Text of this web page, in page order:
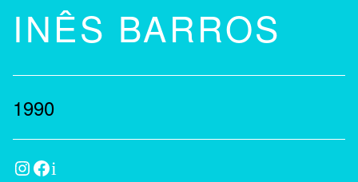
INÊS BARROS
1990
Instagram Facebook IMDb